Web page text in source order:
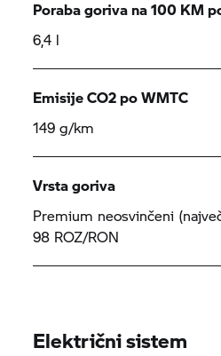
Poraba goriva na 100 KM
6,4 l
Emisije CO2 po WMTC
149 g/km
Vrsta goriva
Premium neosvinčeni
98 ROZ/RON
Električni sistem